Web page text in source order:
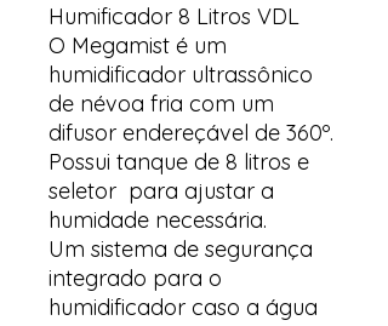
Humificador 8 Litros VDL
O Megamist é um
humidificador ultrassônico
de névoa fria com um
difusor endereçável de 360º.
Possui tanque de 8 litros e
seletor para ajustar a
humidade necessária.
Um sistema de segurança
integrado para o
humidificador caso a água